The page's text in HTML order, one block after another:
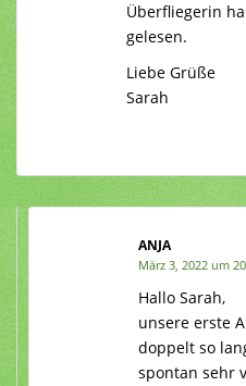
Überfliegerin
gelesen.
Liebe Grüße
Sarah
ANJA
März 3, 2022 um
Hallo Sarah,
unsere erste
doppelt so
spontan sehr